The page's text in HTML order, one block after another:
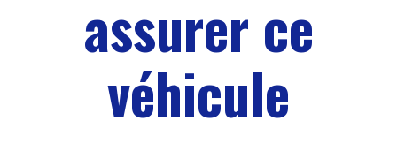
assurer ce
véhicule